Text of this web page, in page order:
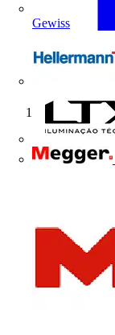
Gewiss
Início